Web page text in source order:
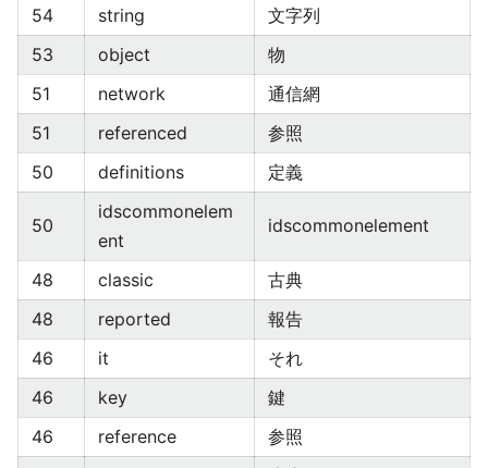
54
string
文字列
53
object
物
51
network
通信網
51
referenced
参照
50
definitions 定義
50
idscommonelem
ent
idscommonelement
48 classic
古典
48
reported
報告
46
it
それ
46
key
鍵
46
reference
参照